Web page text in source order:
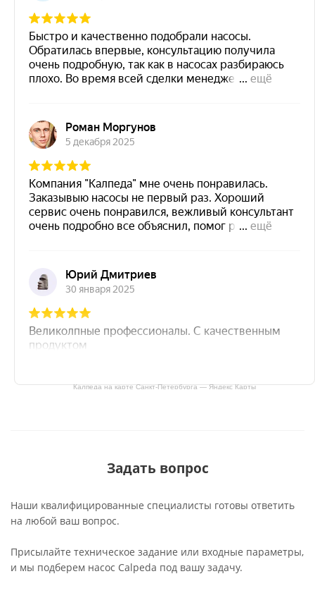
Калпеда на карте Санкт‑Петербурга — Яндекс Карты
Задать вопрос
Наши квалифицированные специалисты готовы ответить
на любой ваш вопрос.
Присылайте техническое задание или входные параметры,
и мы подберем насос Calpeda под вашу задачу.